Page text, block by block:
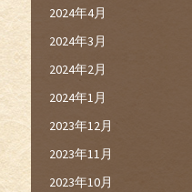
2024年4月
2024年3月
2024年2月
2024年1月
2023年12月
2023年11月
2023年10月